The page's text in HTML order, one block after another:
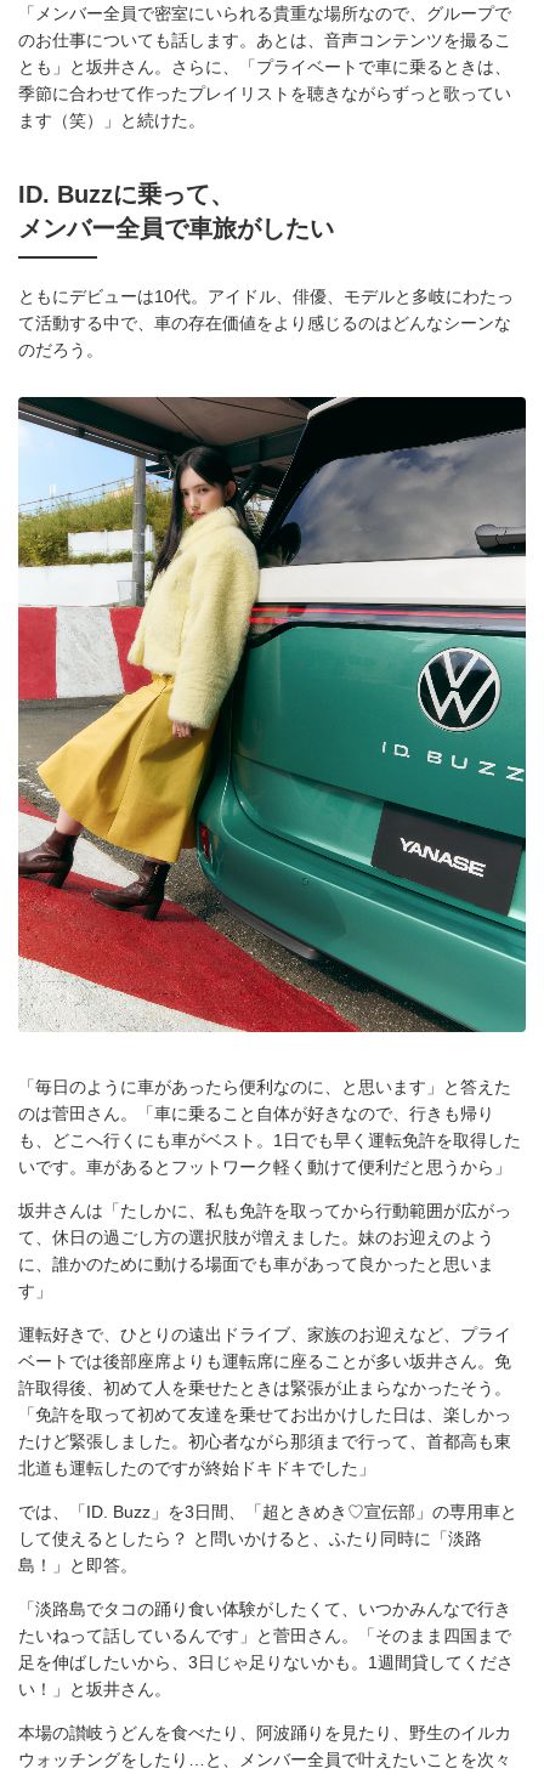
「メンバー全員で密室にいられる貴重な場所なので、グループで
のお仕事についても話します。あとは、音声コンテンツを撮るこ
とも」と坂井さん。さらに、「プライベートで車に乗るときは、
季節に合わせて作ったプレイリストを聴きながらずっと歌ってい
ます（笑）」と続けた。
ID. Buzzに乗って、
メンバー全員で車旅がしたい
ともにデビューは10代。アイドル、俳優、モデルと多岐にわたっ
て活動する中で、車の存在価値をより感じるのはどんなシーンな
のだろう。
「毎日のように車があったら便利なのに、と思います」と答えた
のは菅田さん。「車に乗ること自体が好きなので、行きも帰り
も、どこへ行くにも車がベスト。1日でも早く運転免許を取得した
いです。車があるとフットワーク軽く動けて便利だと思うから」
坂井さんは「たしかに、私も免許を取ってから行動範囲が広がっ
て、休日の過ごし方の選択肢が増えました。妹のお迎えのよう
に、誰かのために動ける場面でも車があって良かったと思いま
す」
運転好きで、ひとりの遠出ドライブ、家族のお迎えなど、プライ
ベートでは後部座席よりも運転席に座ることが多い坂井さん。免
許取得後、初めて人を乗せたときは緊張が止まらなかったそう。
「免許を取って初めて友達を乗せてお出かけした日は、楽しかっ
たけど緊張しました。初心者ながら那須まで行って、首都高も東
北道も運転したのですが終始ドキドキでした」
では、「ID. Buzz」を3日間、「超ときめき♡宣伝部」の専用車と
して使えるとしたら？ と問いかけると、ふたり同時に「淡路
島！」と即答。
「淡路島でタコの踊り食い体験がしたくて、いつかみんなで行き
たいねって話しているんです」と菅田さん。「そのまま四国まで
足を伸ばしたいから、3日じゃ足りないかも。1週間貸してくださ
い！」と坂井さん。
本場の讃岐うどんを食べたり、阿波踊りを見たり、野生のイルカ
ウォッチングをしたり…と、メンバー全員で叶えたいことを次々